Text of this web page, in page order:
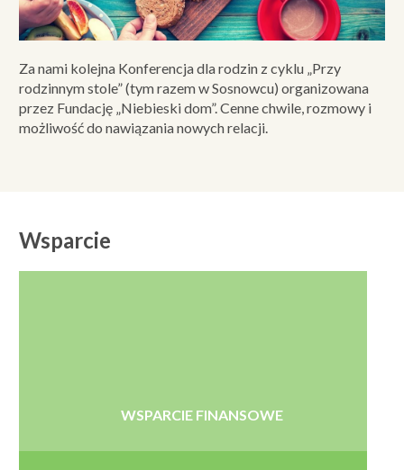
Za nami kolejna Konferencja dla rodzin z cyklu „Przy
rodzinnym stole” (tym razem w Sosnowcu) organizowana
przez Fundację „Niebieski dom”. Cenne chwile, rozmowy i
możliwość do nawiązania nowych relacji.
Wsparcie
WSPARCIE FINANSOWE